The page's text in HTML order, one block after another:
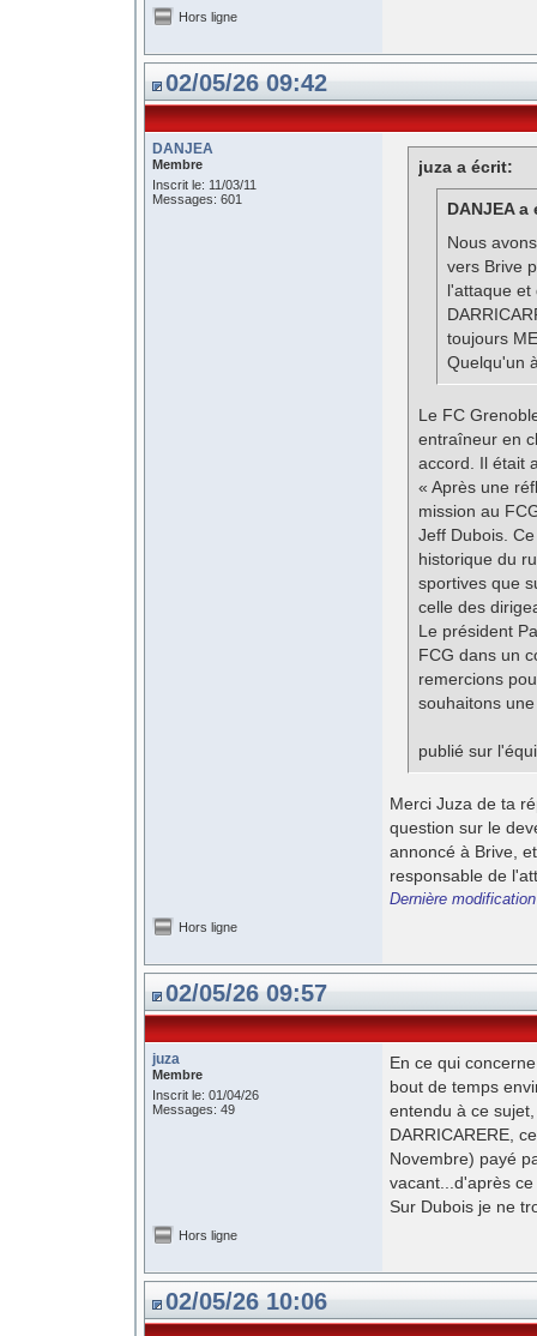
Hors ligne
02/05/26 09:42
DANJEA
Membre
Inscrit le: 11/03/11
Messages: 601
juza a écrit:
DANJEA a
Nous
vers Brive
l'attaque et
toujours
Quelqu'un
Le FC
entraîneur en
accord. Il était
« Après une
mission au
Jeff Dubois.
historique du
sportives que
celle des
Le président
FCG dans un
remercions
souhaitons
publié sur
Merci Juza de ta
question sur le
annoncé à Brive,
responsable de
Dernière
Hors ligne
02/05/26 09:57
juza
Membre
Inscrit le: 01/04/26
Messages: 49
En ce qui
bout de temps
entendu à ce
DARRICARERE,
Novembre) payé
vacant...d'après
Sur Dubois je ne
Hors ligne
02/05/26 10:06